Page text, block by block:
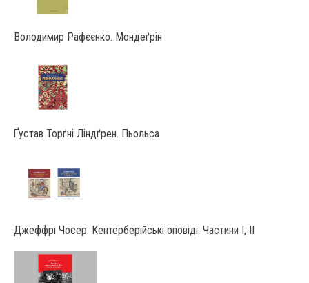
Володимир Рафєєнко. Мондеґрін
Ґустав Торґні Ліндґрен. Пьольса
Джеффрі Чосер. Кентерберійські оповіді. Частини І, ІІ